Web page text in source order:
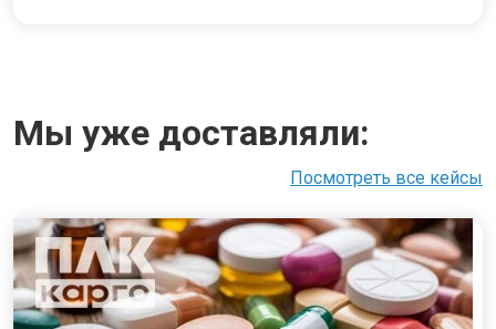
Мы уже доставляли:
Посмотреть все кейсы